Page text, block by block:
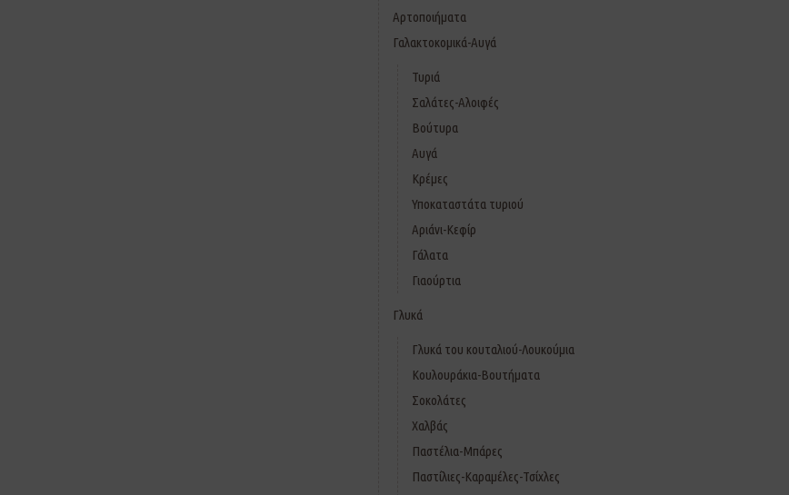
Αρτοποιήματα
Γαλακτοκομικά-Αυγά
Τυριά
Σαλάτες-Αλοιφές
Βούτυρα
Αυγά
Κρέμες
Υποκαταστάτα τυριού
Αριάνι-Κεφίρ
Γάλατα
Γιαούρτια
Γλυκά
Γλυκά του κουταλιού-Λουκούμια
Κουλουράκια-Βουτήματα
Σοκολάτες
Χαλβάς
Παστέλια-Μπάρες
Παστίλιες-Καραμέλες-Τσίχλες